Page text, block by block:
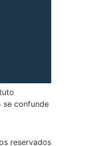
se confunde
reservados